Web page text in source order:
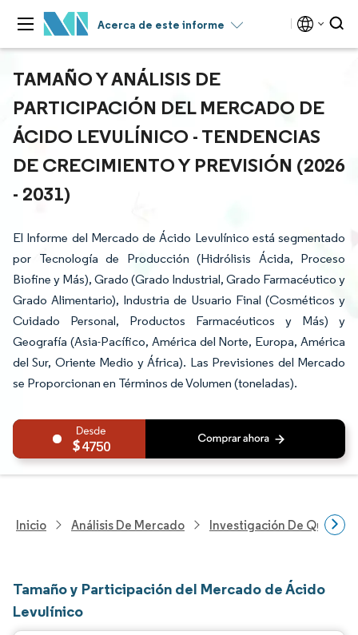
Acerca de este informe
TAMAÑO Y ANÁLISIS DE
PARTICIPACIÓN DEL MERCADO DE
ÁCIDO LEVULÍNICO - TENDENCIAS
DE CRECIMIENTO Y PREVISIÓN (2026
- 2031)
El Informe del Mercado de Ácido Levulínico está segmentado
por Tecnología de Producción (Hidrólisis Ácida, Proceso
Biofine y Más), Grado (Grado Industrial, Grado Farmacéutico y
Grado Alimentario), Industria de Usuario Final (Cosméticos y
Cuidado Personal, Productos Farmacéuticos y Más) y
Geografía (Asia-Pacífico, América del Norte, Europa, América
del Sur, Oriente Medio y África). Las Previsiones del Mercado
se Proporcionan en Términos de Volumen (toneladas).
4750
Inicio Análisis De Mercado Investigación De
Tamaño y Participación del Mercado de Ácido
Levulínico